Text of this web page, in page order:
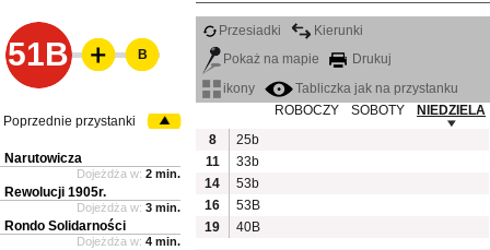
51B
Przesiadki
Kierunki
Pokaż na mapie
Drukuj
ikony
Tabliczka jak na przystanku
ROBOCZY
SOBOTY
NIEDZIELA
8
25b
11
33b
14
53b
16
53B
19
40B
B
Poprzednie przystanki
Narutowicza
Dojeżdża w: 2 min.
Rewolucji 1905r.
Dojeżdża w: 3 min.
Rondo Solidarności
Dojeżdża w: 4 min.